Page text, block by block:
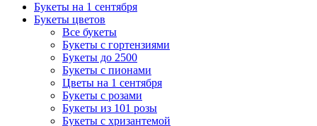
Букеты на 1 сентября
Букеты цветов
Все букеты
Букеты с гортензиями
Букеты до 2500
Букеты с пионами
Цветы на 1 сентября
Букеты с розами
Букеты из 101 розы
Букеты с хризантемой